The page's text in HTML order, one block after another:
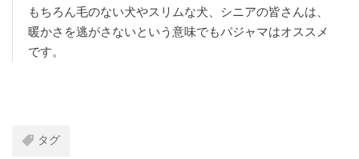
もちろん毛のない犬やスリムな犬、シニアの皆さんは、
暖かさを逃がさないという意味でもパジャマはオススメ
です。
タグ